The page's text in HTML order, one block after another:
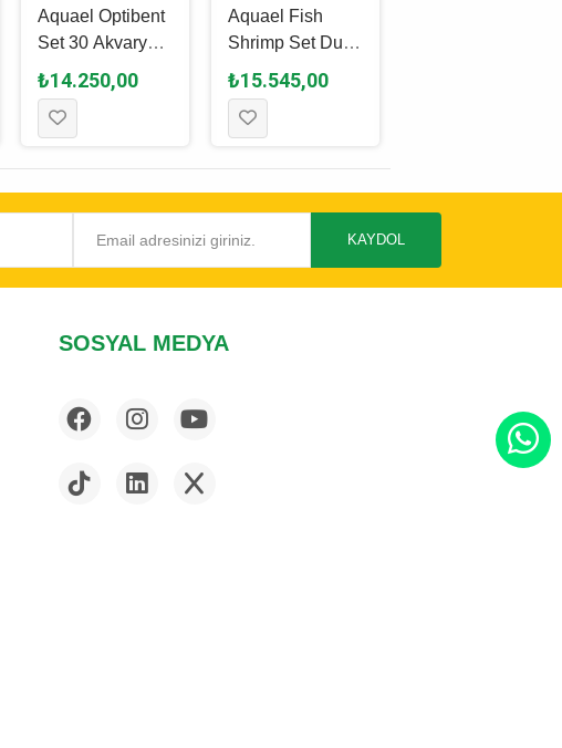
Aquael Optibent
Set 30 Akvaryum
Set 29 L - Beyaz
₺14.250,00
Aquael Fish
Shrimp Set Duo
35 Akvaryum 49
L - Beyaz
₺15.545,00
KAYDOL
SOSYAL MEDYA